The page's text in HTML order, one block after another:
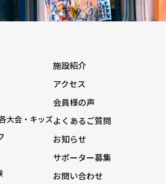
大会・キッズ
施設紹介
アクセス
会員様の声
よくあるご質問
お知らせ
サポーター募集
お問い合わせ